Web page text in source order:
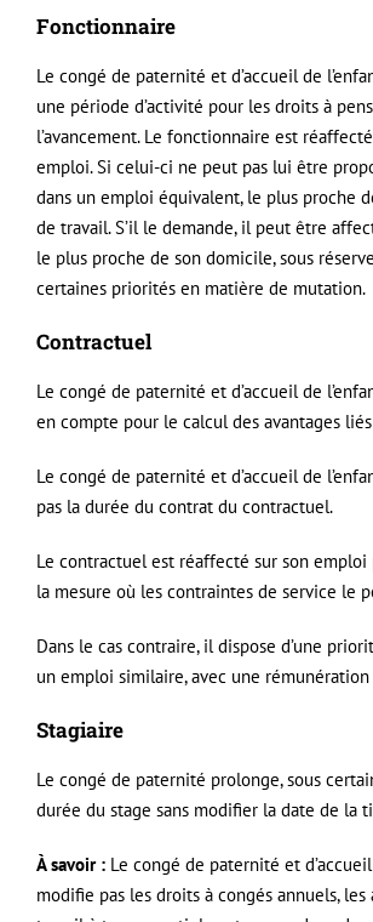
Fonctionnaire
Le congé de paternité et d’accueil de
une période d’activité pour les droits à
l’avancement. Le fonctionnaire est
emploi. Si celui-ci ne peut pas lui être
dans un emploi équivalent, le plus proche
de travail. S’il le demande, il peut être
le plus proche de son domicile, sous
certaines priorités en matière de mutation.
Contractuel
Le congé de paternité et d’accueil de
en compte pour le calcul des avantages
Le congé de paternité et d’accueil de
pas la durée du contrat du contractuel.
Le contractuel est réaffecté sur son emploi
la mesure où les contraintes de service le
Dans le cas contraire, il dispose d’une
un emploi similaire, avec une
Stagiaire
Le congé de paternité prolonge, sous
durée du stage sans modifier la date de la
À savoir : Le congé de paternité et
modifie pas les droits à congés annuels,